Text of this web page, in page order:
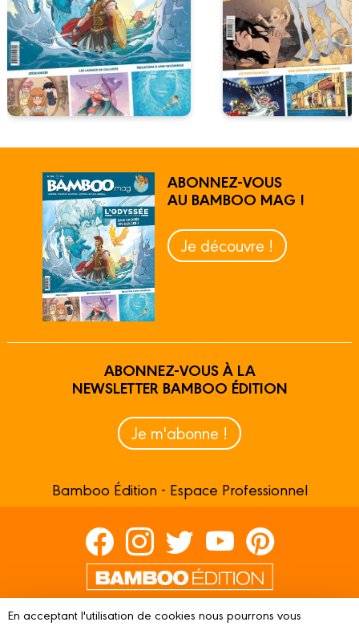
ABONNEZ-VOUS
AU BAMBOO MAG !
Je découvre !
ABONNEZ-VOUS À LA
NEWSLETTER BAMBOO ÉDITION
Je m'abonne !
Bamboo Édition - Espace Professionnel
Contactez-nous
En acceptant l'utilisation de cookies nous pourrons vous